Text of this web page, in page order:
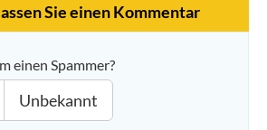
Sie einen Kommentar
einen Spammer?
Unbekannt